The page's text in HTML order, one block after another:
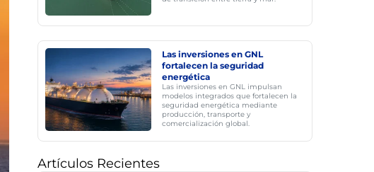
Las inversiones en GNL
fortalecen la seguridad
energética
Las inversiones en GNL impulsan
modelos integrados que fortalecen la
seguridad energética mediante
producción, transporte y
comercialización global.
Artículos Recientes